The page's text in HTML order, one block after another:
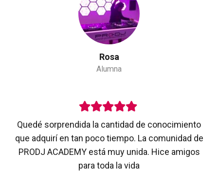
Rosa
Alumna
Quedé sorprendida la cantidad de conocimiento
que adquirí en tan poco tiempo. La comunidad de
PRODJ ACADEMY está muy unida. Hice amigos
para toda la vida